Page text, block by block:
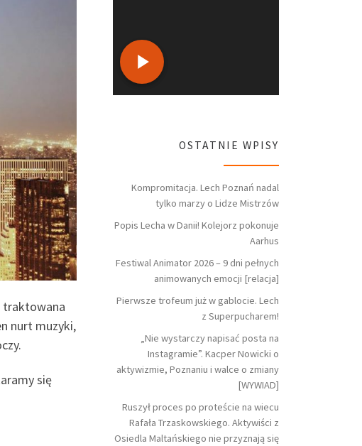
traktowana
nurt muzyki,
się
OSTATNIE WPISY
Kompromitacja. Lech Poznań nadal
tylko marzy o Lidze Mistrzów
Popis Lecha w Danii! Kolejorz pokonuje
Aarhus
Festiwal Animator 2026 – 9 dni pełnych
animowanych emocji [relacja]
Pierwsze trofeum już w gablocie. Lech
z Superpucharem!
„Nie wystarczy napisać posta na
Instagramie”. Kacper Nowicki o
aktywizmie, Poznaniu i walce o zmiany
[WYWIAD]
Ruszył proces po proteście na wiecu
Rafała Trzaskowskiego. Aktywiści z
Osiedla Maltańskiego nie przyznają się